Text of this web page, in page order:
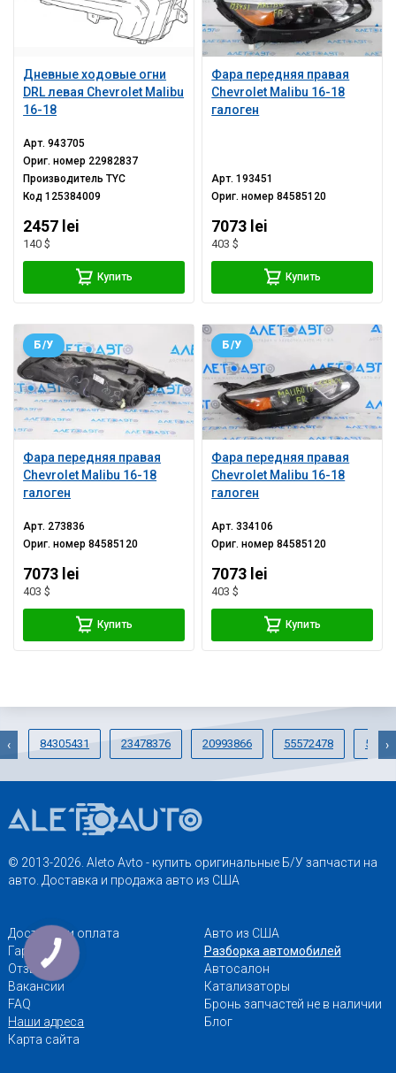
Дневные ходовые огни
DRL левая Chevrolet Malibu
16-18
Арт.943705
Ориг. номер 22982837
ПроизводительTYC
Код125384009
2457 lei
140 $
Купить
Фара передняя правая
Chevrolet Malibu 16-18
галоген
Арт.193451
Ориг. номер84585120
7073 lei
403 $
Купить
Фара передняя правая
Chevrolet Malibu 16-18
галоген
Б/У
Арт. 273836
Ориг. номер84585120
7073 lei
403 $
Купить
Фара передняя правая
Chevrolet Malibu 16-18
галоген
Б/У
Арт.334106
Ориг. номер84585120
7073 lei
403 $
Купить
84305431 23478376 20993866 55572478
‹ ›
© 2013-2026. Aleto Avto - купить оригинальные Б/У запчасти на
авто. Доставка и продажа авто из США
Доставка и оплата
Гарантии
Отзывы
Вакансии
FAQ
Наши адреса
Карта сайта
Авто из США
Разборка автомобилей
Автосалон
Катализаторы
Бронь запчастей не в наличии
Блог